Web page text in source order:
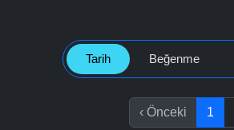
Tarih Beğenme
‹ Önceki 1